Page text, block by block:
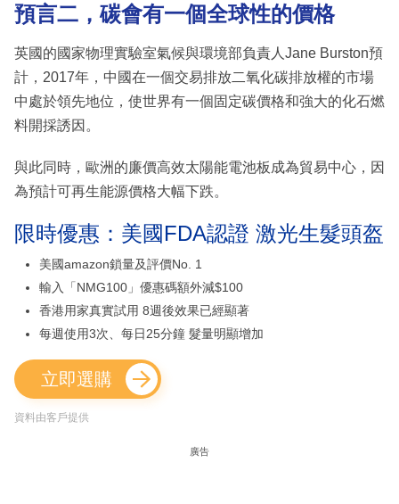
預言二，碳會有一個全球性的價格
英國的國家物理實驗室氣候與環境部負責人Jane Burston預
計，2017年，中國在一個交易排放二氧化碳排放權的市場
中處於領先地位，使世界有一個固定碳價格和強大的化石燃
料開採誘因。
與此同時，歐洲的廉價高效太陽能電池板成為貿易中心，因
為預計可再生能源價格大幅下跌。
限時優惠：美國FDA認證 激光生髮頭盔
美國amazon鎖量及評價No. 1
輸入「NMG100」優惠碼額外減$100
香港用家真實試用 8週後效果已經顯著
每週使用3次、每日25分鐘 髮量明顯增加
立即選購
資料由客戶提供
廣告